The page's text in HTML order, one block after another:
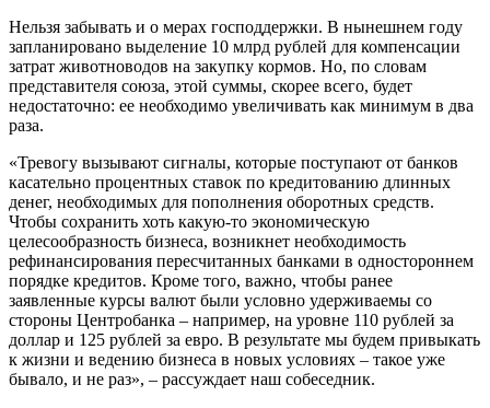
Нельзя забывать и о мерах господ­держки. В нынешнем году
запланиро­вано выделение 10 млрд рублей для компенсации
затрат животноводов на закупку кормов. Но, по словам
представителя союза, этой суммы, скорее всего, будет
недостаточно: ее необходимо увеличивать как мини­мум в два
раза.
«Тревогу вызывают сигналы, кото­рые поступают от банков
касательно процентных ставок по кредитованию длинных
денег, необходимых для по­полнения оборотных средств.
Чтобы сохранить хоть какую-то эконо­мическую
целесообразность бизнеса, возникнет необ­ходимость
рефинанси­рования пересчитанных банками в односторон­нем
порядке кредитов. Кроме того, важно, чтобы ранее
заявленные кур­сы валют были условно удерживаемы со
стороны Центробанка – напри­мер, на уровне 110 рублей за
доллар и 125 рублей за евро. В ре­зультате мы будем привыкать
к жизни и ведению бизнеса в новых условиях – такое уже
бывало, и не раз», – рассужда­ет наш собеседник.